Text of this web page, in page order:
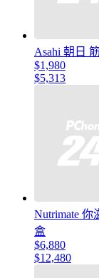
Asahi 朝日
$1,980
$5,313
Nutrimate
盒
$6,880
$12,480